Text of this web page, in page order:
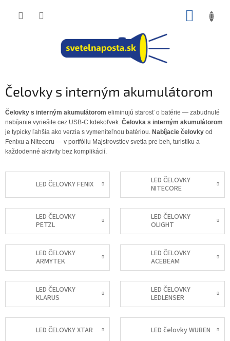
Čelovky s interným akumulátorom
Čelovky s interným akumulátorom eliminujú starosť o batérie — zabudnuté
nabíjanie vyriešite cez USB-C kdekoľvek. Čelovka s interným akumulátorom
je typicky ľahšia ako verzia s vymeniteľnou batériou. Nabíjacie čelovky od
Fenixu a Nitecoru — v portfóliu Majstrovstiev svetla pre beh, turistiku a
každodenné aktivity bez komplikácií.
LED ČELOVKY FENIX
LED ČELOVKY
NITECORE
LED ČELOVKY
PETZL
LED ČELOVKY
OLIGHT
LED ČELOVKY
ARMYTEK
LED ČELOVKY
ACEBEAM
LED ČELOVKY
KLARUS
LED ČELOVKY
LEDLENSER
LED ČELOVKY XTAR LED čelovky WUBEN